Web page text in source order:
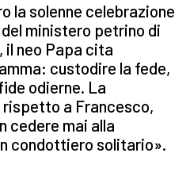
la solenne celebrazione
ministero petrino di
il neo Papa cita
custodire la fede,
odierne. La
a Francesco,
cedere mai alla
condottiero solitario».